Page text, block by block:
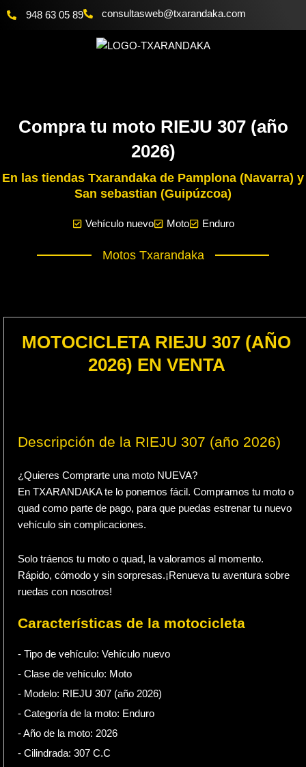
948 63 05 89 moc.akadnaraxt
@bewsatlusnoc
Compra tu moto RIEJU 307 (año
2026)
En las tiendas Txarandaka de Pamplona (Navarra) y
San sebastian (Guipúzcoa)
Vehículo nuevo Moto Enduro
Motos Txarandaka
MOTOCICLETA RIEJU 307 (AÑO
2026) EN VENTA
Descripción de la RIEJU 307 (año 2026)
¿Quieres Comprarte una moto NUEVA?
En TXARANDAKA te lo ponemos fácil. Compramos tu moto o
quad como parte de pago, para que puedas estrenar tu nuevo
vehículo sin complicaciones.
Solo tráenos tu moto o quad, la valoramos al momento.
Rápido, cómodo y sin sorpresas.¡Renueva tu aventura sobre
ruedas con nosotros!
Características de la motocicleta
- Tipo de vehículo: Vehículo nuevo
- Clase de vehículo: Moto
- Modelo: RIEJU 307 (año 2026)
- Categoría de la moto: Enduro
- Año de la moto: 2026
- Cilindrada: 307 C.C